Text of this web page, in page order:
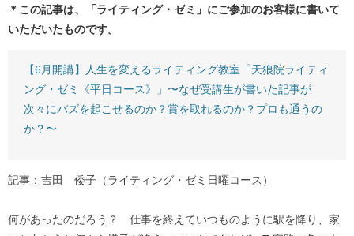
＊この記事は、「ライティング・ゼミ」にご参加のお客様に書いて
いただいたものです。
【6月開講】人生を変えるライティング教室「天狼院ライティ
ング・ゼミ《平日コース》」〜なぜ受講生が書いた記事が
次々にバズを起こせるのか？賞を取れるのか？プロも通うの
か？〜
記事：吉田 倭子（ライティング・ゼミ日曜コース）
何があったのだろう？ 仕事を終えていつものように駅を降り、家